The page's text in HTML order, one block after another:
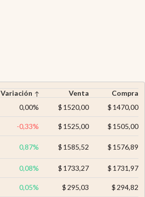
Variación Venta
Compra
0,00% $ 1520,00 $ 1470,00
-0,33% $ 1525,00 $ 1505,00
0,87% $ 1585,52 $ 1576,89
0,08% $ 1733,27 $ 1731,97
0,05% $ 295,03 $ 294,82